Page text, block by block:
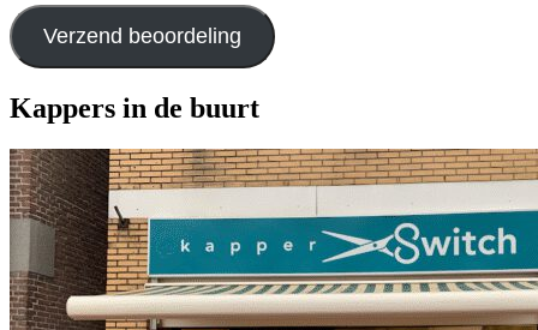
Verzend beoordeling
Kappers in de buurt